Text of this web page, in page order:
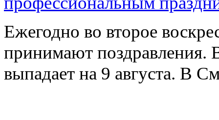
Ежегодно во второе
принимают поздравления.
выпадает на 9 августа. В